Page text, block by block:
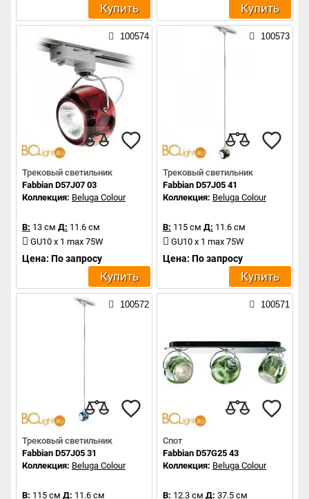
Купить Купить
100574
Трековый светильник
Fabbian D57J07 03
Коллекция: Beluga Colour
В: 13 см Д: 11.6 см
GU10 x 1 max 75W
Цена: По запросу
Купить
100573
Трековый светильник
Fabbian D57J05 41
Коллекция: Beluga Colour
В: 115 см Д: 11.6 см
GU10 x 1 max 75W
Цена: По запросу
Купить
100572
Трековый светильник
Fabbian D57J05 31
Коллекция: Beluga Colour
В: 115 см Д: 11.6 см
100571
Спот
Fabbian D57G25 43
Коллекция: Beluga Colour
В: 12.3 см Д: 37.5 см